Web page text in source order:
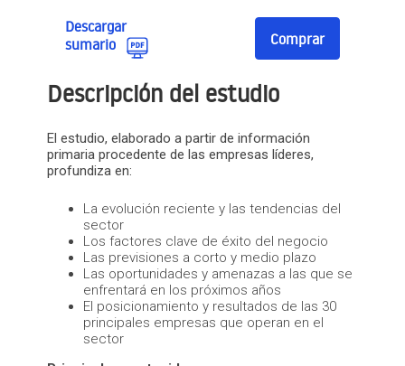
Descargar
sumario
Comprar
Descripción del estudio
El estudio, elaborado a partir de información
primaria procedente de las empresas líderes,
profundiza en:
La evolución reciente y las tendencias del
sector
Los factores clave de éxito del negocio
Las previsiones a corto y medio plazo
Las oportunidades y amenazas a las que se
enfrentará en los próximos años
El posicionamiento y resultados de las 30
principales empresas que operan en el
sector